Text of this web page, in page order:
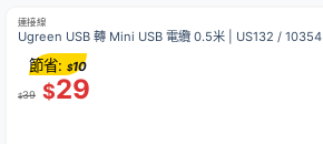
連接線
Ugreen USB 轉 Mini USB 電纜 0.5米 | US132 / 10354
$39 $29
節省: $10